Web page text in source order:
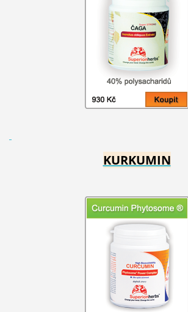
KURKUMIN